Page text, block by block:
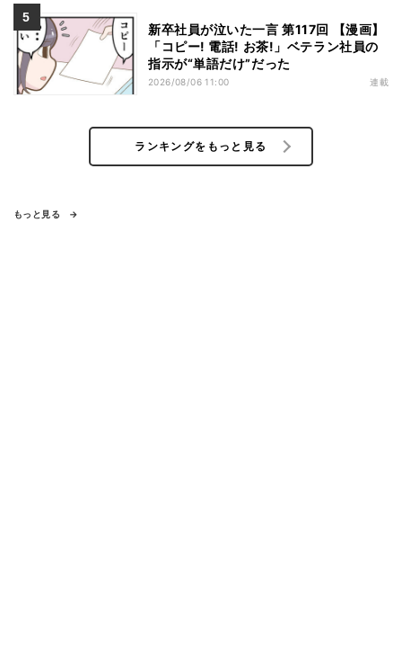
新卒社員が泣いた一言 第117回 【漫画】
「コピー! 電話! お茶!」ベテラン社員の
指示が“単語だけ”だった
2026/08/06 11:00 連載
ランキングをもっと見る
もっと見る